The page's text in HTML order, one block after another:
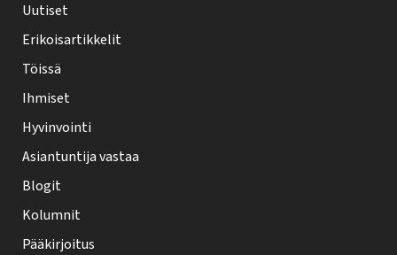
h
y
-
e
h
t
i
f
o
Uutiset
Erikoisartikkelit
Töissä
Ihmiset
Hyvinvointi
Asiantuntija vastaa
Blogit
Kolumnit
Pääkirjoitus